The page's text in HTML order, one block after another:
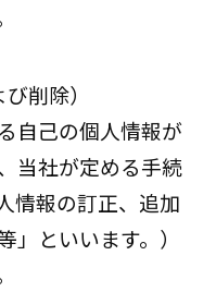
削除）
自己の個人情報が
当社が定める手続
情報の訂正、追加
といいます。）